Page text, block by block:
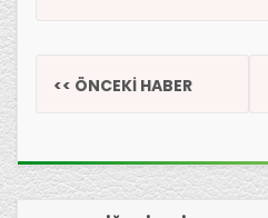
<< ÖNCEKİ HABER